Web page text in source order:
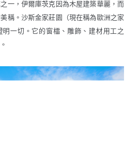
一，伊爾庫茨克因為木屋建築華麗，而
稱。沙斯金家莊園（現在稱為歐洲之家
明一切。它的窗櫺、雕飾、建材用工之